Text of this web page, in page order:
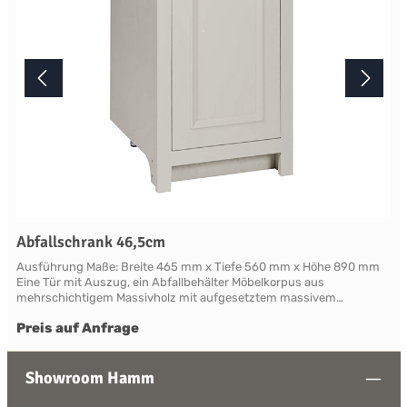
Abfallschrank 46,5cm
Ausführung Maße: Breite 465 mm x Tiefe 560 mm x Höhe 890 mm
Eine Tür mit Auszug, ein Abfallbehälter Möbelkorpus aus
mehrschichtigem Massivholz mit aufgesetztem massivem
mit klassischen Profilleisten abgesetzt. Die Rahmen und Leisten
integrierter Sockel, zwei verstellbare Standfüße aus Metall zur
Preis auf Anfrage
Showroom Hamm